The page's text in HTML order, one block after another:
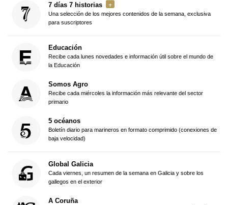
7 días 7 historias
Una selección de los mejores contenidos de la semana, exclusiva
para suscriptores
Educación
Recibe cada lunes novedades e información útil sobre el mundo de
la Educación
Somos Agro
Recibe cada miércoles la información más relevante del sector
primario
5 océanos
Boletín diario para marineros en formato comprimido (conexiones de
baja velocidad)
Global Galicia
Cada viernes, un resumen de la semana en Galicia y sobre los
gallegos en el exterior
A Coruña